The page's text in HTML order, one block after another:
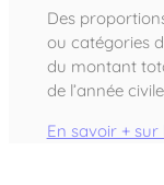
Des
ou catégories
du montant
de l’année
En savoir +